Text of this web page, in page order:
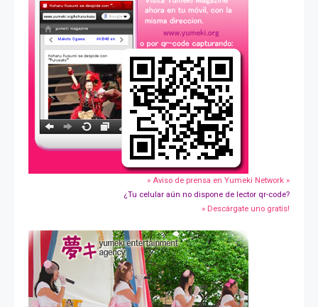
» Aviso de prensa en Yumeki Network »
¿Tu celular aún no dispone de lector qr-code?
» Descárgate uno gratis!